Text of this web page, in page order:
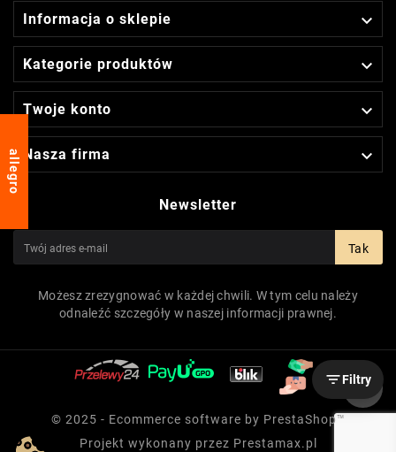
Filtry
Informacja o sklepie 
Kategorie produktów 
Twoje konto 
Nasza firma 
Newsletter
Tak
Możesz zrezygnować w każdej chwili. W tym celu należy
odnaleźć szczegóły w naszej informacji prawnej.
© 2025 - Ecommerce software by PrestaShop™
Projekt wykonany przez Prestamax.pl
allegro